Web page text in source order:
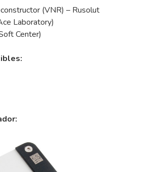
(VNR) – Rusolut
Laboratory)
Center)